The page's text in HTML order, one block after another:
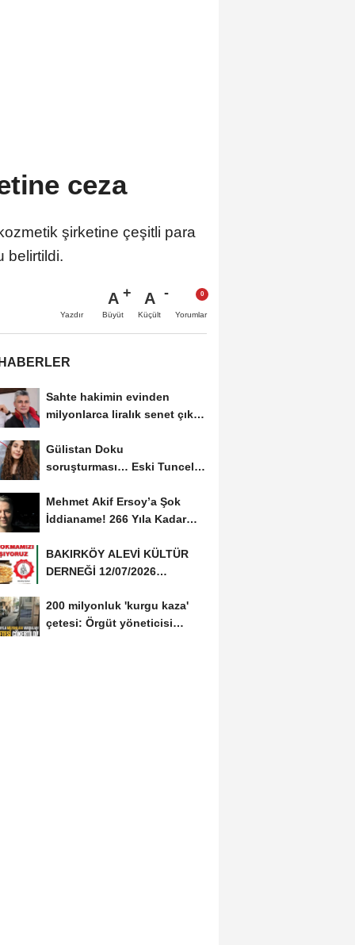
ceza
şirketine çeşitli para
belirtildi.
Yazdır
A
Büyüt
A
Küçült Yorumlar
Sahte hakimin evinden
milyonlarca liralık senet çıktı:
Gülistan Doku
soruşturması… Eski Tunceli
Mehmet Akif Ersoy’a Şok
İddianame! 266 Yıla Kadar
BAKIRKÖY ALEVİ KÜLTÜR
DERNEĞİ 12/07/2026
DAVETİNE...
200 milyonluk 'kurgu kaza'
çetesi: Örgüt yöneticisi